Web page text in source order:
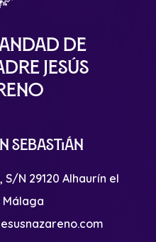
de
Jesús
Sebastián
S/N 29120 Alhaurín el
Málaga